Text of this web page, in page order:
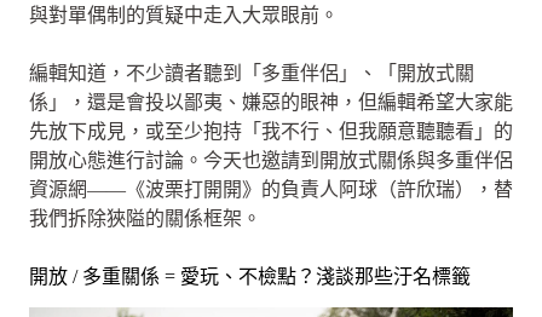
與對單偶制的質疑中走入大眾眼前。
編輯知道，不少讀者聽到「多重伴侶」、「開放式關
係」，還是會投以鄙夷、嫌惡的眼神，但編輯希望大家能
先放下成見，或至少抱持「我不行、但我願意聽聽看」的
開放心態進行討論。今天也邀請到開放式關係與多重伴侶
資源網——《波栗打開開》的負責人阿球（許欣瑞），替
我們拆除狹隘的關係框架。
開放 / 多重關係 = 愛玩、不檢點？淺談那些汙名標籤